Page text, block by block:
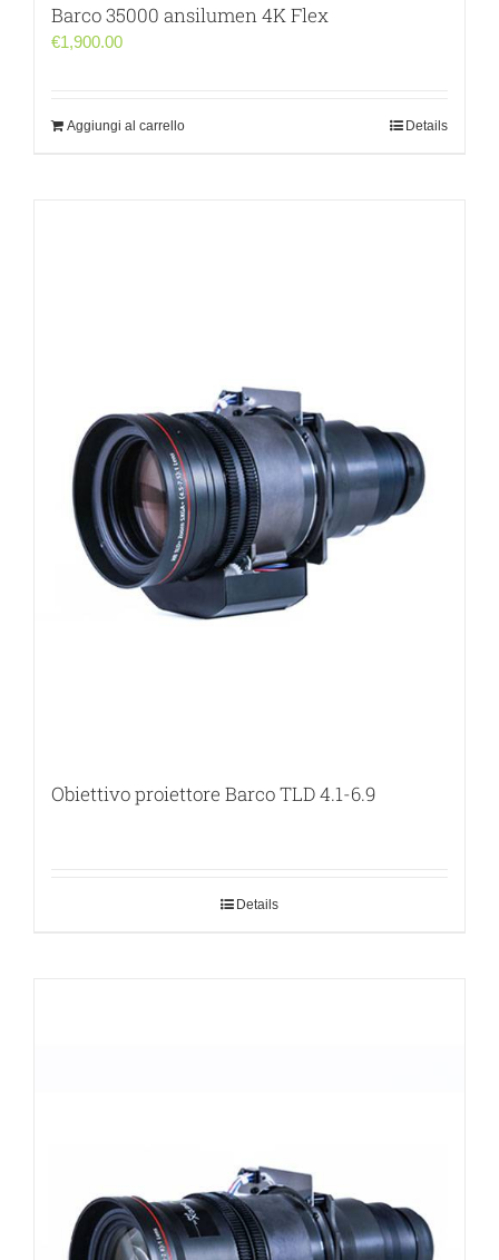
Barco 35000 ansilumen 4K Flex
€1,900.00
Aggiungi al carrello Details
Obiettivo proiettore Barco TLD 4.1-6.9
Details